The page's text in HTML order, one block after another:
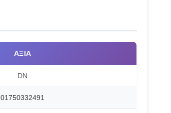
ΑΞΊΑ
DN
01750332491